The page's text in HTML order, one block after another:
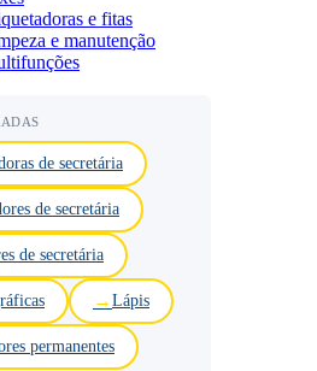
e fitas
e manutenção
de secretária
de secretária
de secretária
Lápis
permanentes